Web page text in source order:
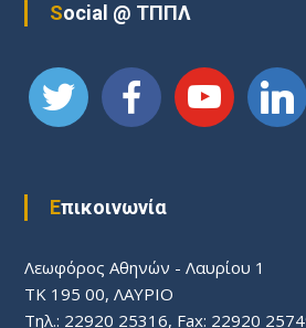
Social @ ΤΠΠΛ
Επικοινωνία
Λεωφόρος Aθηνών - Λαυρίου 1
ΤΚ 195 00, ΛΑΥΡΙΟ
Τηλ.: 22920 25316, Fax: 22920